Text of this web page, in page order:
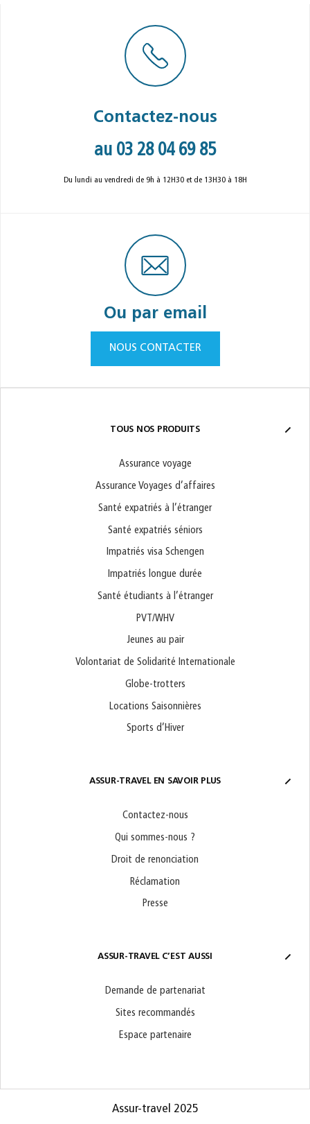
Contactez-nous
au 03 28 04 69 85
Du lundi au vendredi de 9h à 12H30 et de 13H30 à 18H
Ou par email
NOUS CONTACTER
TOUS NOS PRODUITS
Assurance voyage
Assurance Voyages d’affaires
Santé expatriés à l’étranger
Santé expatriés séniors
Impatriés visa Schengen
Impatriés longue durée
Santé étudiants à l’étranger
PVT/WHV
Jeunes au pair
Volontariat de Solidarité Internationale
Globe-trotters
Locations Saisonnières
Sports d’Hiver
ASSUR-TRAVEL EN SAVOIR PLUS
Contactez-nous
Qui sommes-nous ?
Droit de renonciation
Réclamation
Presse
ASSUR-TRAVEL C’EST AUSSI
Demande de partenariat
Sites recommandés
Espace partenaire
Assur-travel 2025